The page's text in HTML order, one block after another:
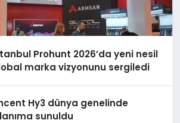
Prohunt 2026’da yeni nesil
marka vizyonunu sergiledi
Hy3 dünya genelinde
sunuldu